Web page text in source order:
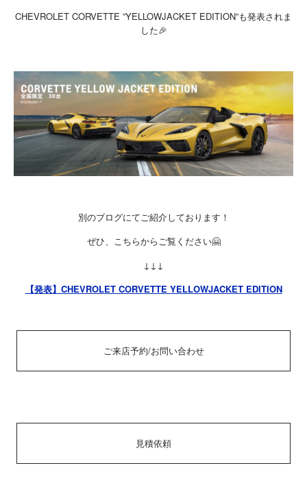
CHEVROLET CORVETTE ”YELLOWJACKET EDITION”も発表されま
した🎉
別のブログにてご紹介しております！
ぜひ、こちらからご覧ください🤗
↓↓↓
【発表】CHEVROLET CORVETTE YELLOWJACKET EDITION
ご来店予約/お問い合わせ
見積依頼